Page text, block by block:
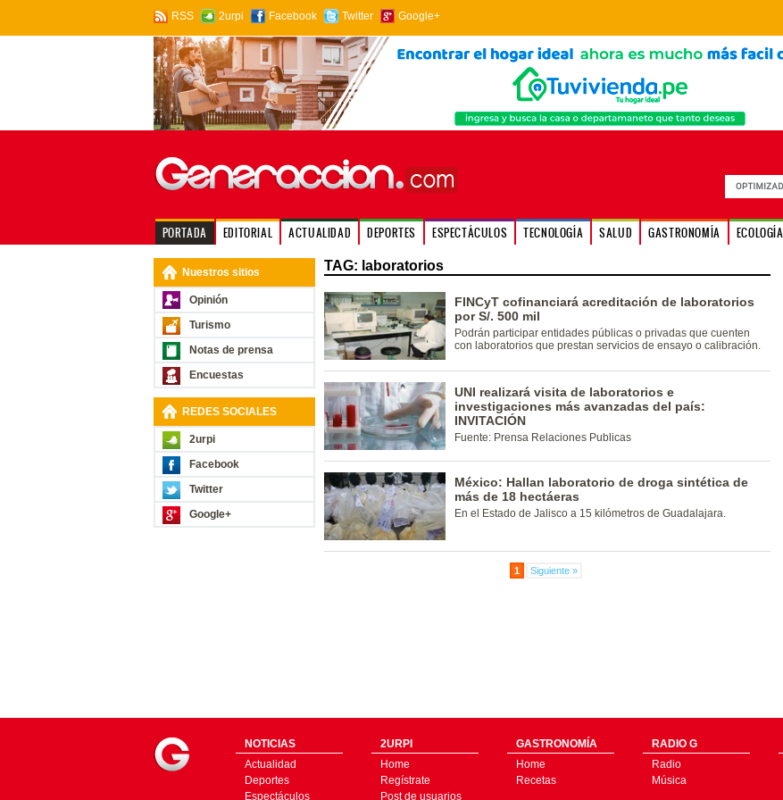
RSS 2urpi Facebook Twitter Google+
PORTADA EDITORIAL ACTUALIDAD DEPORTES ESPECTÁCULOS TECNOLOGÍA SALUD GASTRONOMÍA ECOLOGÍA
Nuestros sitios
Opinión
Turismo
Notas de prensa
Encuestas
REDES SOCIALES
2urpi
Facebook
Twitter
Google+
TAG: laboratorios
FINCyT cofinanciará acreditación de laboratorios
por S/. 500 mil
Podrán participar entidades públicas o privadas que cuenten
con laboratorios que prestan servicios de ensayo o calibración.
UNI realizará visita de laboratorios e
investigaciones más avanzadas del país:
INVITACIÓN
Fuente: Prensa Relaciones Publicas
México: Hallan laboratorio de droga sintética de
más de 18 hectáeras
En el Estado de Jalisco a 15 kilómetros de Guadalajara.
1 Siguiente »
NOTICIAS
Actualidad
Deportes
Espectáculos
2URPI
Home
Regístrate
Post de usuarios
GASTRONOMÍA
Home
Recetas
RADIO G
Radio
Música